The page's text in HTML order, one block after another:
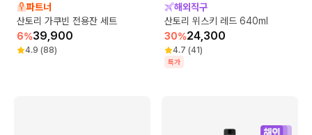
파트너
산토리 가쿠빈 전용잔 세트
6%39,900
4.9 (88)
해외직구
산토리 위스키 레드 640ml
30%24,300
4.7 (41)
특가